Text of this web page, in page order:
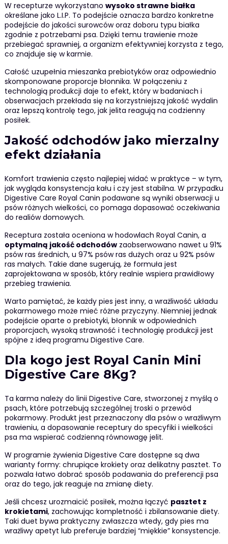
W recepturze wykorzystano wysoko strawne białka
określane jako L.I.P. To podejście oznacza bardzo konkretne
podejście do jakości surowców oraz doboru typu białka
zgodnie z potrzebami psa. Dzięki temu trawienie może
przebiegać sprawniej, a organizm efektywniej korzysta z tego,
co znajduje się w karmie.
Całość uzupełnia mieszanka prebiotyków oraz odpowiednio
skomponowane proporcje błonnika. W połączeniu z
technologią produkcji daje to efekt, który w badaniach i
obserwacjach przekłada się na korzystniejszą jakość wydalin
oraz lepszą kontrolę tego, jak jelita reagują na codzienny
posiłek.
Jakość odchodów jako mierzalny
efekt działania
Komfort trawienia często najlepiej widać w praktyce – w tym,
jak wygląda konsystencja kału i czy jest stabilna. W przypadku
Digestive Care Royal Canin podawane są wyniki obserwacji u
psów różnych wielkości, co pomaga dopasować oczekiwania
do realiów domowych.
Receptura została oceniona w hodowlach Royal Canin, a
optymalną jakość odchodówzaobserwowano nawet u 91%
psów ras średnich, u 97% psów ras dużych oraz u 92% psów
ras małych. Takie dane sugerują, że formuła jest
zaprojektowana w sposób, który realnie wspiera prawidłowy
przebieg trawienia.
Warto pamiętać, że każdy pies jest inny, a wrażliwość układu
pokarmowego może mieć różne przyczyny. Niemniej jednak
podejście oparte o prebiotyki, błonnik w odpowiednich
proporcjach, wysoką strawność i technologię produkcji jest
spójne z ideą programu Digestive Care.
Dla kogo jest Royal Canin Mini
Digestive Care 8Kg?
Ta karma należy do linii Digestive Care, stworzonej z myślą o
psach, które potrzebują szczególnej troski o przewód
pokarmowy. Produkt jest przeznaczony dla psów o wrażliwym
trawieniu, a dopasowanie receptury do specyfiki i wielkości
psa ma wspierać codzienną równowagę jelit.
W programie żywienia Digestive Care dostępne są dwa
warianty formy: chrupiące krokiety oraz delikatny pasztet. To
pozwala łatwo dobrać sposób podawania do preferencji psa
oraz do tego, jak reaguje na zmianę diety.
Jeśli chcesz urozmaicić posiłek, można łączyć pasztet z
krokietami, zachowując kompletność i zbilansowanie diety.
Taki duet bywa praktyczny zwłaszcza wtedy, gdy pies ma
wrażliwy apetyt lub preferuje bardziej “miękkie” konsystencje.